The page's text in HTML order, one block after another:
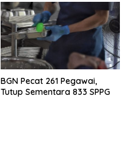
BGN Pecat 261 Pegawai,
Tutup Sementara 833 SPPG